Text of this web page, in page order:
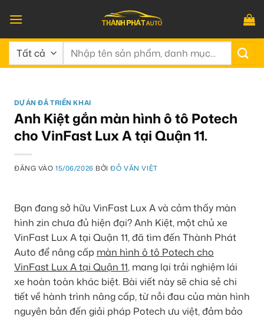
qua
nội
dung
Tìm
DỰ ÁN ĐÃ TRIỂN KHAI
Anh Kiệt gắn màn hình ô tô Potech
cho VinFast Lux A tại Quận 11.
ĐĂNG VÀO15/06/2026 BỞIĐỖ VĂN VIỆT
Bạn đang sở hữu VinFast Lux A và cảm thấy màn
hình zin chưa đủ hiện đại? Anh Kiệt, một chủ xe
VinFast Lux A tại Quận 11, đã tìm đến Thành Phát
Auto để nâng cấp màn hình ô tô Potech cho
VinFast Lux A tại Quận 11, mang lại trải nghiệm lái
xe hoàn toàn khác biệt. Bài viết này sẽ chia sẻ chi
tiết về hành trình nâng cấp, từ nỗi đau của màn hình
nguyên bản đến giải pháp Potech ưu việt, đảm bảo